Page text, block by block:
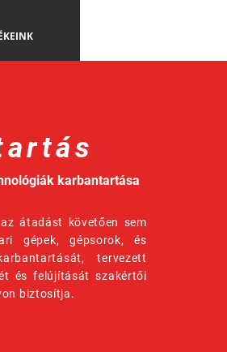
karbantartása
átadást követően sem
gépek, gépsorok, és
tervezett
és felújítását szakértői
biztosítja.